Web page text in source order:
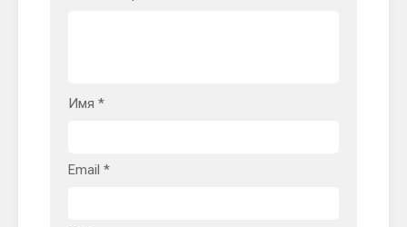
Имя *
Email *